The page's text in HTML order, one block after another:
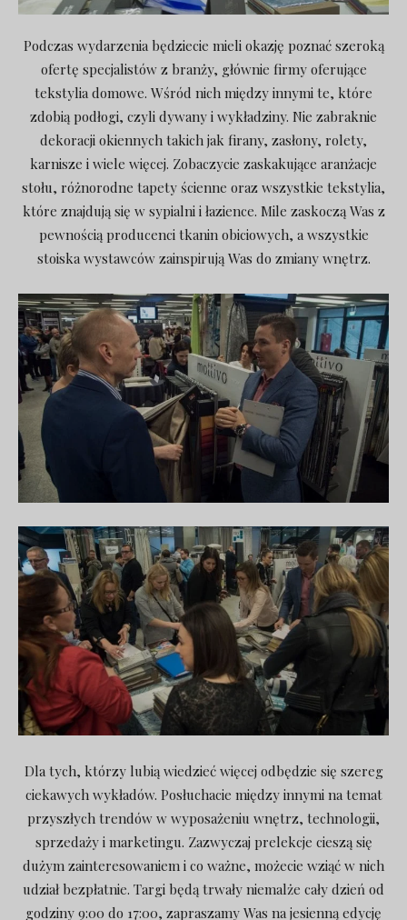
Podczas wydarzenia będziecie mieli okazję poznać szeroką
ofertę specjalistów z branży, głównie firmy oferujące
tekstylia domowe. Wśród nich między innymi te, które
zdobią podłogi, czyli dywany i wykładziny. Nie zabraknie
dekoracji okiennych takich jak firany, zasłony, rolety,
karnisze i wiele więcej. Zobaczycie zaskakujące aranżacje
stołu, różnorodne tapety ścienne oraz wszystkie tekstylia,
które znajdują się w sypialni i łazience. Mile zaskoczą Was z
pewnością producenci tkanin obiciowych, a wszystkie
stoiska wystawców zainspirują Was do zmiany wnętrz.
Dla tych, którzy lubią wiedzieć więcej odbędzie się szereg
ciekawych wykładów. Posłuchacie między innymi na temat
przyszłych trendów w wyposażeniu wnętrz, technologii,
sprzedaży i marketingu. Zazwyczaj prelekcje cieszą się
dużym zainteresowaniem i co ważne, możecie wziąć w nich
udział bezpłatnie. Targi będą trwały niemalże cały dzień od
godziny 9:00 do 17:00, zapraszamy Was na jesienną edycję